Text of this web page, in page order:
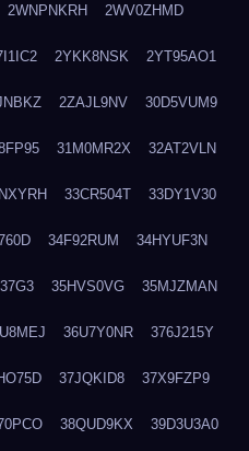
2WNPNKRH 2WV0ZHMD
2YKK8NSK 2YT95AO1
2ZAJL9NV 30D5VUM9
31M0MR2X 32AT2VLN
33CR504T 33DY1V30
34F92RUM 34HYUF3N
35HVS0VG 35MJZMAN
36U7Y0NR 376J215Y
37JQKID8 37X9FZP9
38QUD9KX 39D3U3A0